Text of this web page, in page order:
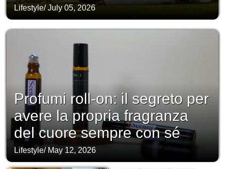
Lifestyle/July 05, 2026
Profumi roll-on: il segreto per
avere la propria fragranza
del cuore sempre con sé
Lifestyle/ May 12, 2026